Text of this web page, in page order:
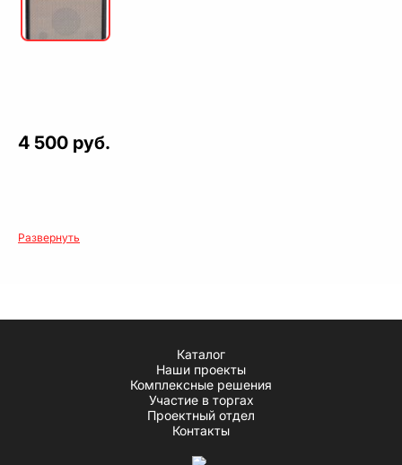
4 500 руб.
Развернуть
Каталог
Наши проекты
Комплексные решения
Участие в торгах
Проектный отдел
Контакты